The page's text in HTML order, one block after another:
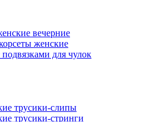
вечерние
женские
для чулок
трусики-слипы
трусики-стринги